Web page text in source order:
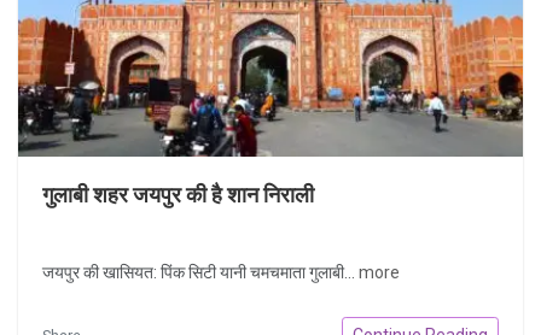
गुलाबी शहर जयपुर की है शान निराली
जयपुर की खासियत: पिंक सिटी यानी चमचमाता गुलाबी... more